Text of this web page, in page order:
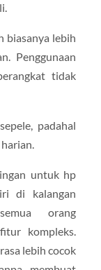
biasanya lebih
Penggunaan
tidak
padahal
untuk hp
di kalangan
orang
kompleks.
lebih cocok